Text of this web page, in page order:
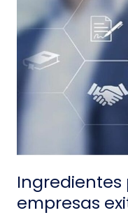
empresas
empresas
exitosas
en